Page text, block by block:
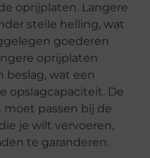
oprijplaten. Langere
steile helling, wat
goederen
oprijplaten
wat een
opslagcapaciteit. De
passen bij de
je wilt vervoeren,
te garanderen.